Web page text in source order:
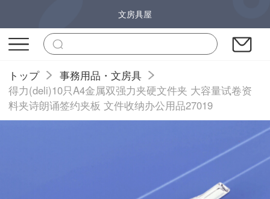
文房具屋
トップ
事務用品・文房具
得力(deli)10只A4金属双强力夹硬文件夹 大容量试卷资
料夹诗朗诵签约夹板 文件收纳办公用品27019